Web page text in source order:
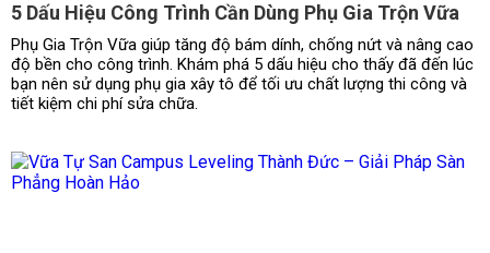
5 Dấu Hiệu Công Trình Cần Dùng Phụ Gia Trộn Vữa
Phụ Gia Trộn Vữa giúp tăng độ bám dính, chống nứt và nâng cao
độ bền cho công trình. Khám phá 5 dấu hiệu cho thấy đã đến lúc
bạn nên sử dụng phụ gia xây tô để tối ưu chất lượng thi công và
tiết kiệm chi phí sửa chữa.